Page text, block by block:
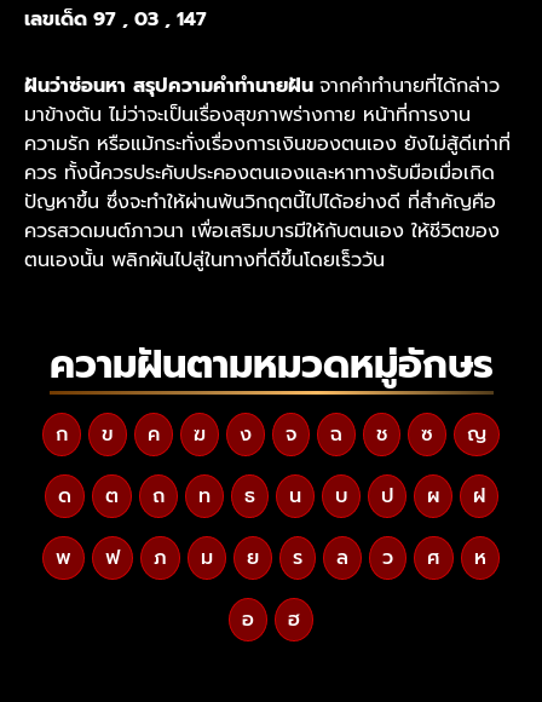
เลขเด็ด 97 , 03 , 147
ฝันว่าซ่อนหา สรุปความคำทำนายฝัน จากคำทำนายที่ได้กล่าว
มาข้างต้น ไม่ว่าจะเป็นเรื่องสุขภาพร่างกาย หน้าที่การงาน
ความรัก หรือแม้กระทั่งเรื่องการเงินของตนเอง ยังไม่สู้ดีเท่าที่
ควร ทั้งนี้ควรประคับประคองตนเองและหาทางรับมือเมื่อเกิด
ปัญหาขึ้น ซึ่งจะทำให้ผ่านพ้นวิกฤตนี้ไปได้อย่างดี ที่สำคัญคือ
ควรสวดมนต์ภาวนา เพื่อเสริมบารมีให้กับตนเอง ให้ชีวิตของ
ตนเองนั้น พลิกผันไปสู่ในทางที่ดีขึ้นโดยเร็ววัน
ความฝันตามหมวดหมู่อักษร
ก ข ค ฆ ง จ ฉ ช ซ ญ
ด ต ถ ท ธ น บ ป ผ ฝ
พ ฟ ภ ม ย ร ล ว ศ ห
อ ฮ